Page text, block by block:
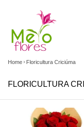
Home Floricultura Criciúma
FLORICULTURA